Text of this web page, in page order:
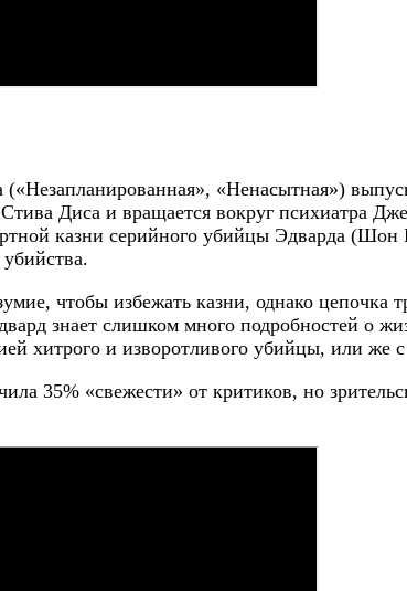
«Ненасытная»)
Диса и вращается вокруг психиатра
казни серийного убийцы Эдварда
чтобы избежать казни, однако цепочка
знает слишком много подробностей о
хитрого и изворотливого убийцы, или же
35% «свежести» от критиков, но